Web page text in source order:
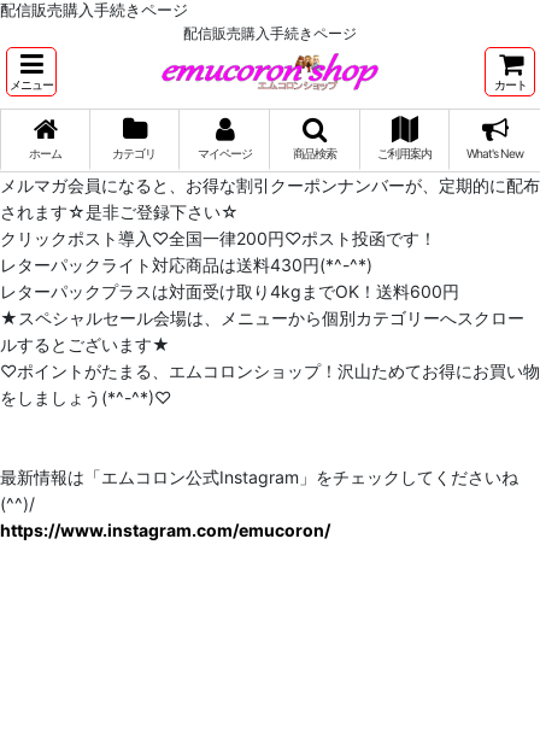
配信販売購入手続きページ
配信販売購入手続きページ
メニュー カート
ホーム カテゴリ マイページ 商品検索 ご利用案内 What's New
メルマガ会員になると、お得な割引クーポンナンバーが、定期的に配布
されます☆是非ご登録下さい☆
クリックポスト導入♡全国一律200円♡ポスト投函です！
レターパックライト対応商品は送料430円(*^-^*)
レターパックプラスは対面受け取り4kgまでOK！送料600円
★スペシャルセール会場は、メニューから個別カテゴリーへスクロー
ルするとございます★
♡ポイントがたまる、エムコロンショップ！沢山ためてお得にお買い物
をしましょう(*^-^*)♡
最新情報は「エムコロン公式Instagram」をチェックしてくださいね
(^^)/
https://www.instagram.com/emucoron/